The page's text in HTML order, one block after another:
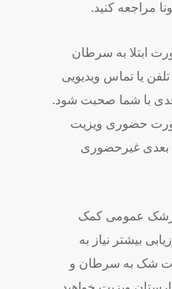
مراجعه کنید.
ابتلا به سرطان
یا تماس ویدیویی
بعدی با شما صحبت شود.
حضوری ویزیت
غیرحضوری
عمومی کمک
بیشتر نیاز به
شک به سرطان و